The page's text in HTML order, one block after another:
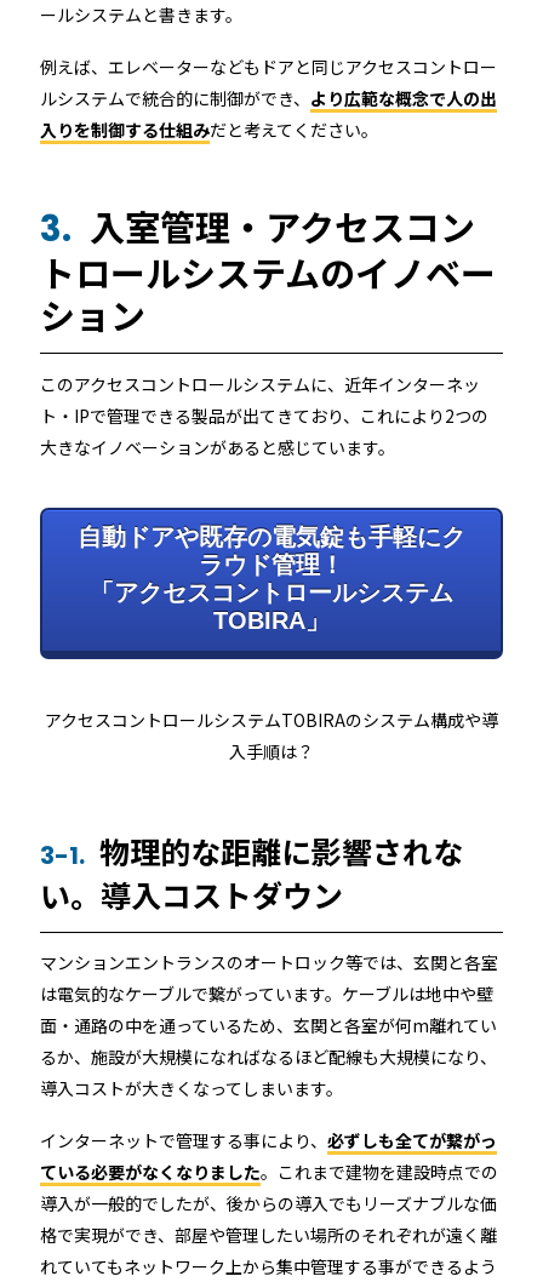
ールシステムと書きます。
例えば、エレベーターなどもドアと同じアクセスコントロー
ルシステムで統合的に制御ができ、 より広範な概念で人の出
入りを制御する仕組みだと考えてください。
3. 入室管理・アクセスコン
トロールシステムのイノベー
ション
このアクセスコントロールシステムに、近年インターネッ
ト・IPで管理できる製品が出てきており、これにより2つの
大きなイノベーションがあると感じています。
自動ドアや既存の電気錠も手軽にク
ラウド管理！
「アクセスコントロールシステム
TOBIRA」
アクセスコントロールシステムTOBIRAのシステム構成や導
入手順は？
3-1. 物理的な距離に影響されな
い。導入コストダウン
マンションエントランスのオートロック等では、玄関と各室
は電気的なケーブルで繋がっています。ケーブルは地中や壁
面・通路の中を通っているため、玄関と各室が何m離れてい
るか、施設が大規模になればなるほど配線も大規模になり、
導入コストが大きくなってしまいます。
インターネットで管理する事により、 必ずしも全てが繋がっ
ている必要がなくなりました。これまで建物を建設時点での
導入が一般的でしたが、後からの導入でもリーズナブルな価
格で実現ができ、部屋や管理したい場所のそれぞれが遠く離
れていてもネットワーク上から集中管理する事ができるよう